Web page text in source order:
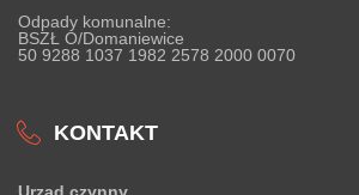
Odpady komunalne:
BSZŁ O/Domaniewice
50 9288 1037 1982 2578 2000 0070
KONTAKT